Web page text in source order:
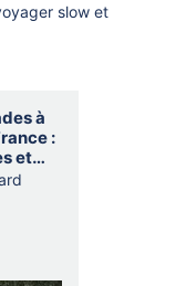
slow et
à
:
et
de